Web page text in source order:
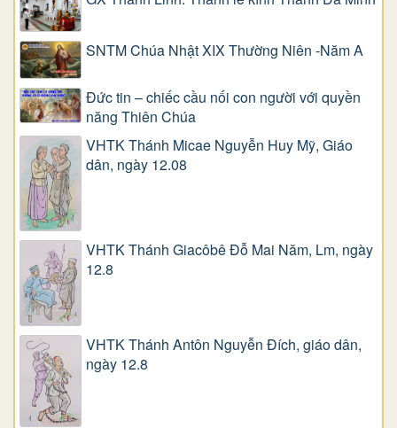
SNTM Chúa Nhật XIX Thường Niên -Năm A
Đức tin – chiếc cầu nối con người với quyền
năng Thiên Chúa
VHTK Thánh Micae Nguyễn Huy Mỹ, Giáo
dân, ngày 12.08
VHTK Thánh Giacôbê Ðỗ Mai Năm, Lm, ngày
12.8
VHTK Thánh Antôn Nguyễn Ðích, giáo dân,
ngày 12.8